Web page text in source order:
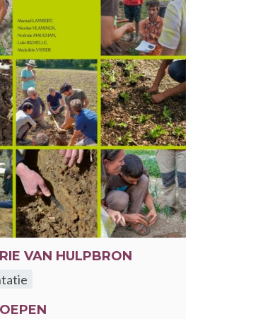
VAN HULPBRON